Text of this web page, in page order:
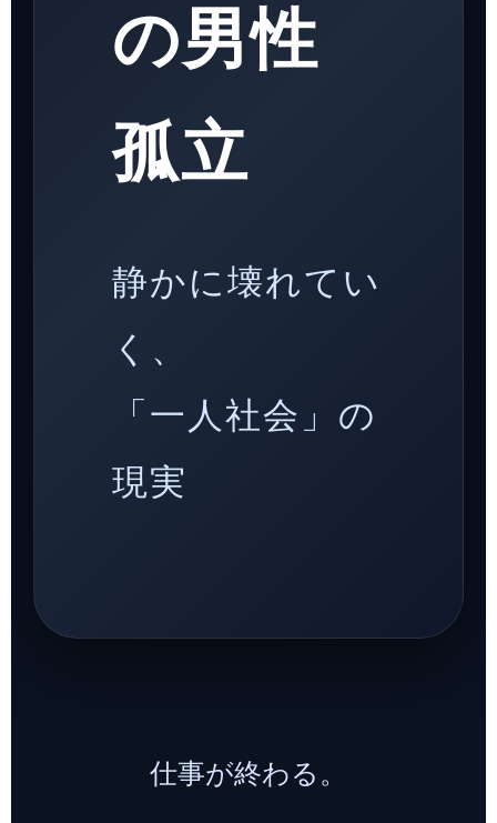
の男性
孤立
静かに壊れてい
く、
「一人社会」の
現実
仕事が終わる。